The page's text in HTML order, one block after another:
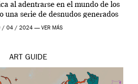
al adentrarse en el mundo de los
una serie de desnudos generados
por […]
/ 04 / 2024 — VER MÁS
ART GUIDE